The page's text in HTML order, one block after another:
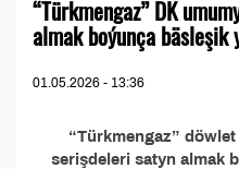
“Türkmengaz” DK
almak boýunça bäsleşik
01.05.2026 - 13:36
“Türkmengaz”
serişdeleri satyn almak